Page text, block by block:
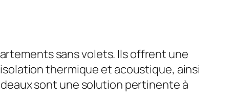
sans volets. Ils offrent une
thermique et acoustique, ainsi
sont une solution pertinente à